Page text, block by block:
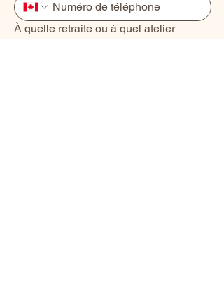
À quelle retraite ou à quel atelier